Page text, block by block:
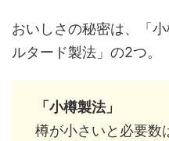
おいしさの秘密は、「
ルタード製法」の2つ。
「小樽製法」
樽が小さいと必要数